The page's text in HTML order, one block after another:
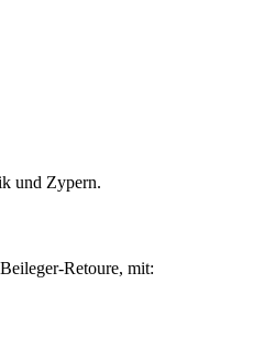
und Zypern.
Retoure, mit: